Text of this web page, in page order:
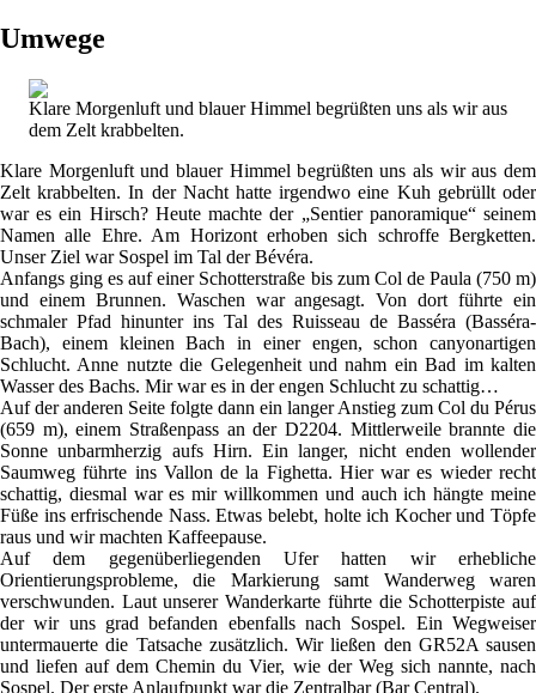
Umwege
Klare Morgenluft und blauer Himmel begrüßten uns als wir aus
dem Zelt krabbelten.
Klare Morgenluft und blauer Himmel begrüßten uns als wir aus dem
Zelt krabbelten. In der Nacht hatte irgendwo eine Kuh gebrüllt oder
war es ein Hirsch? Heute machte der „Sentier panoramique“ seinem
Namen alle Ehre. Am Horizont erhoben sich schroffe Bergketten.
Unser Ziel war Sospel im Tal der Bévéra.
Anfangs ging es auf einer Schotterstraße bis zum Col de Paula (750 m)
und einem Brunnen. Waschen war angesagt. Von dort führte ein
schmaler Pfad hinunter ins Tal des Ruisseau de Basséra (Basséra-
Bach), einem kleinen Bach in einer engen, schon canyonartigen
Schlucht. Anne nutzte die Gelegenheit und nahm ein Bad im kalten
Wasser des Bachs. Mir war es in der engen Schlucht zu schattig…
Auf der anderen Seite folgte dann ein langer Anstieg zum Col du Pérus
(659 m), einem Straßenpass an der D2204. Mittlerweile brannte die
Sonne unbarmherzig aufs Hirn. Ein langer, nicht enden wollender
Saumweg führte ins Vallon de la Fighetta. Hier war es wieder recht
schattig, diesmal war es mir willkommen und auch ich hängte meine
Füße ins erfrischende Nass. Etwas belebt, holte ich Kocher und Töpfe
raus und wir machten Kaffeepause.
Auf dem gegenüberliegenden Ufer hatten wir erhebliche
Orientierungsprobleme, die Markierung samt Wanderweg waren
verschwunden. Laut unserer Wanderkarte führte die Schotterpiste auf
der wir uns grad befanden ebenfalls nach Sospel. Ein Wegweiser
untermauerte die Tatsache zusätzlich. Wir ließen den GR52A sausen
und liefen auf dem Chemin du Vier, wie der Weg sich nannte, nach
Sospel. Der erste Anlaufpunkt war die Zentralbar (Bar Central).